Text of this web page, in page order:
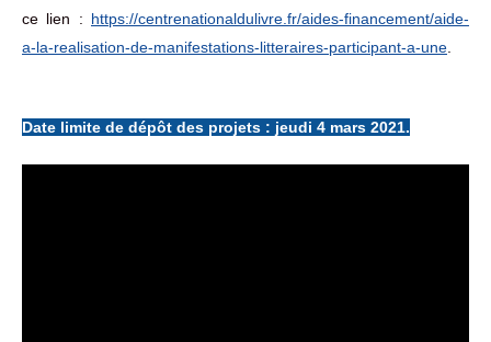
ce lien : https://centrenationaldulivre.fr/aides-financement/aide-
a-la-realisation-de-manifestations-litteraires-participant-a-une
Date limite de dépôt des projets : jeudi 4 mars 2021.